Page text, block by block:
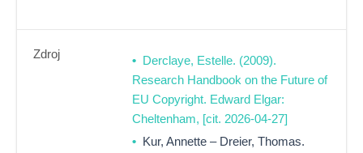
Zdroj
Derclaye, Estelle. (2009).
Research Handbook on the Future of
EU Copyright. Edward Elgar:
Cheltenham, [cit. 2026-04-27]
Kur, Annette – Dreier, Thomas.